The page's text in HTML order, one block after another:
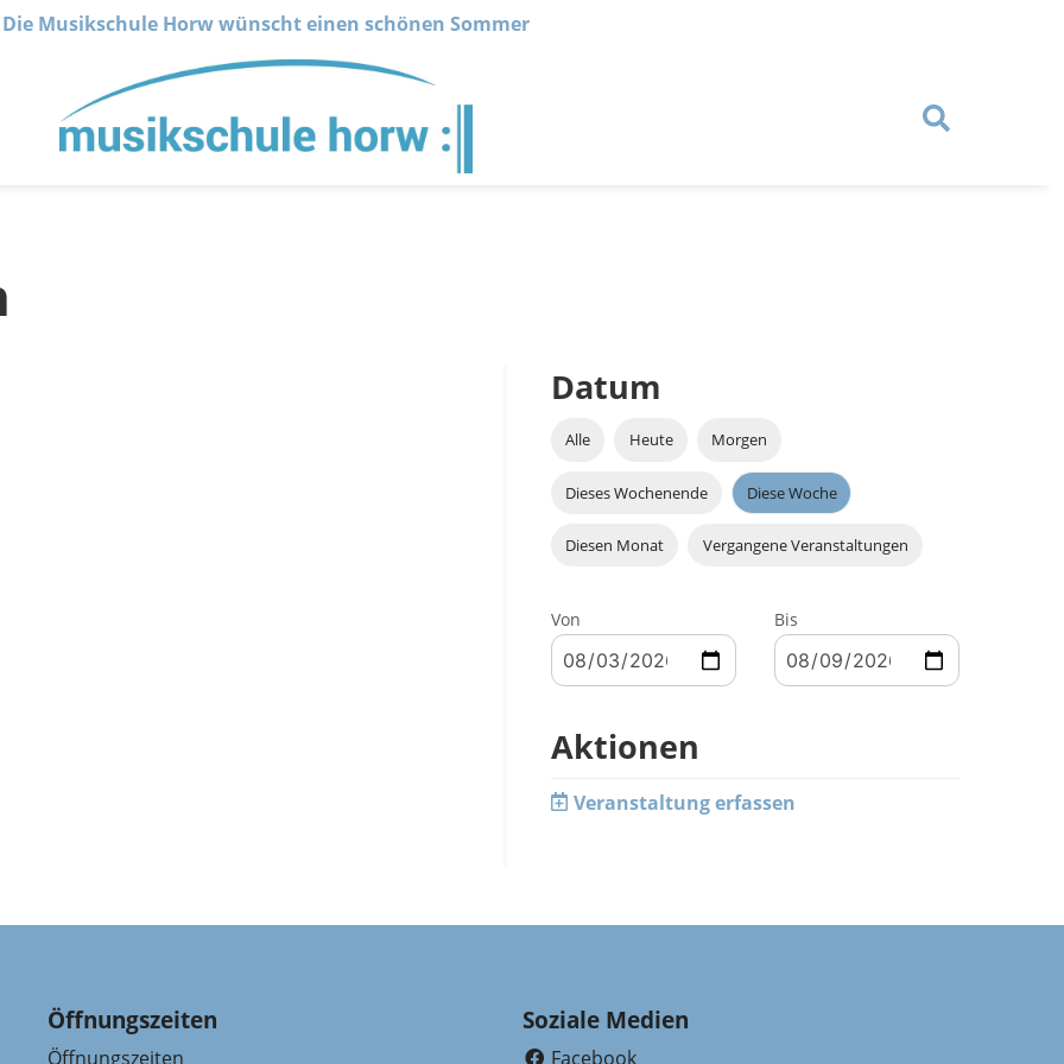
Die Musikschule Horw wünscht einen schönen Sommer
Datum
Alle Heute Morgen
Dieses Wochenende Diese Woche
Diesen Monat Vergangene Veranstaltungen
Von Bis
Aktionen
Veranstaltung erfassen
Öffnungszeiten
Öffnungszeiten
Soziale Medien
Facebook